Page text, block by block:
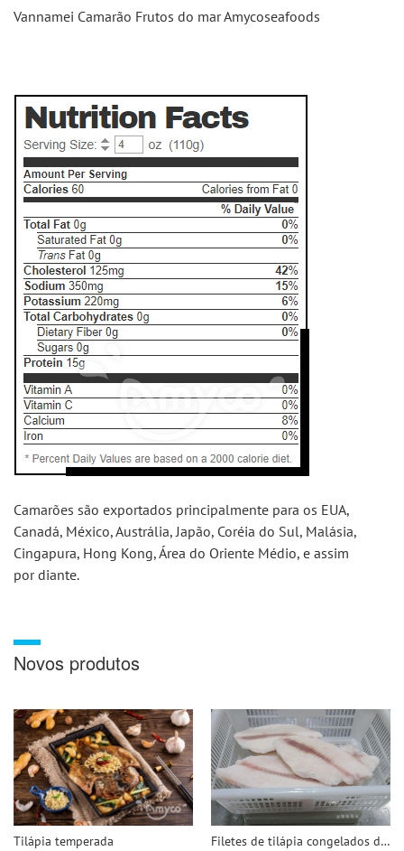
Vannamei Camarão Frutos do mar Amycoseafoods
Camarões são exportados principalmente para os EUA,
Canadá, México, Austrália, Japão, Coréia do Sul, Malásia,
Cingapura, Hong Kong, Área do Oriente Médio, e assim
por diante.
Novos produtos
Tilápia temperada Filetes de tilápia congelados de pele profunda